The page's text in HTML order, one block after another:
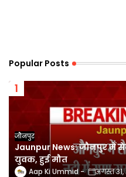
Popular Posts
जौनपुर
Jaunpur News: जौनपुर में
युवक, हुई मौत
Aap Ki Ummid अगस्त 31,